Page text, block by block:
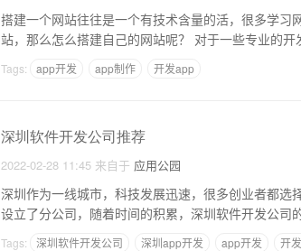
搭建一个网站往往是一个有技术含量的活，很多学
站，那么怎么搭建自己的网站呢？ 对于一些
Tags: app开发 app制作 开发app
深圳软件开发公司推荐
2022-02-28 11:45 来自于 应用公园
深圳作为一线城市，科技发展迅速，很多创业者都
设立了分公司，随着时间的积累，深圳软件开发公司
Tags: 深圳软件开发公司 深圳app开发 app开发 开